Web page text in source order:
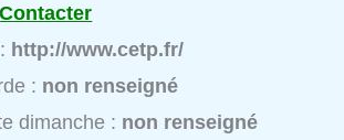
Contacter
http://www.cetp.fr/
: non renseigné
dimanche : non renseigné